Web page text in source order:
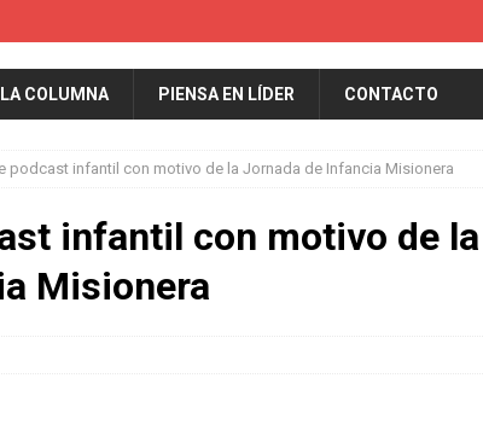
LA COLUMNA PIENSA EN LÍDER CONTACTO
podcast infantil con motivo de la Jornada de Infancia Misionera
infantil con motivo de la
Misionera